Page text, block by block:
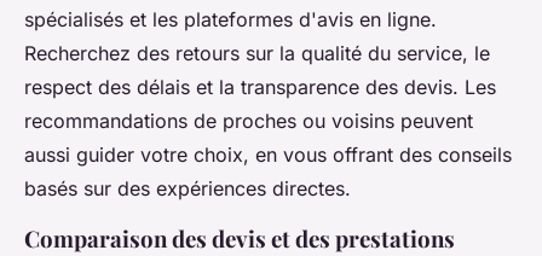
spécialisés et les plateformes d'avis en ligne.
Recherchez des retours sur la qualité du service, le
respect des délais et la transparence des devis. Les
recommandations de proches ou voisins peuvent
aussi guider votre choix, en vous offrant des conseils
basés sur des expériences directes.
Comparaison des devis et des prestations